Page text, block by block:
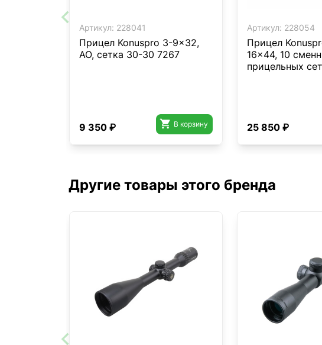
Артикул: 228041
Прицел Konuspro 3-9x32,
AO, сетка 30-30 7267
9 350 ₽  В корзину
Артикул: 228054
Прицел
16x44, 10
прицельных
25 850 ₽
Другие товары этого бренда